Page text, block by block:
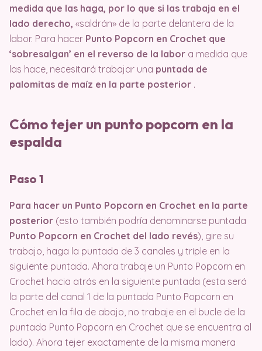
medida que las haga, por lo que si las trabaja en el
lado derecho, «saldrán» de la parte delantera de la
labor. Para hacer Punto Popcorn en Crochet que
‘sobresalgan’ en el reverso de la labor a medida que
las hace, necesitará trabajar una puntada de
palomitas de maíz en la parte posterior .
Cómo tejer un punto popcorn en la
espalda
Paso 1
Para hacer un Punto Popcorn en Crochet en la parte
posterior (esto también podría denominarse puntada
Punto Popcorn en Crochet del lado revés), gire su
trabajo, haga la puntada de 3 canales y triple en la
siguiente puntada. Ahora trabaje un Punto Popcorn en
Crochet hacia atrás en la siguiente puntada (esta será
la parte del canal 1 de la puntada Punto Popcorn en
Crochet en la fila de abajo, no trabaje en el bucle de la
puntada Punto Popcorn en Crochet que se encuentra al
lado). Ahora tejer exactamente de la misma manera